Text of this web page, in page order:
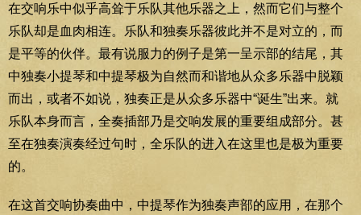
在交响乐中似乎高耸于乐队其他乐器之上，然而它们与整个
乐队却是血肉相连。乐队和独奏乐器彼此并不是对立的，而
是平等的伙伴。最有说服力的例子是第一呈示部的结尾，其
中独奏小提琴和中提琴极为自然而和谐地从众多乐器中脱颖
而出，或者不如说，独奏正是从众多乐器中“诞生”出来。就
乐队本身而言，全奏插部乃是交响发展的重要组成部分。甚
至在独奏演奏经过句时，全乐队的进入在这里也是极为重要
的。
在这首交响协奏曲中，中提琴作为独奏声部的应用，在那个